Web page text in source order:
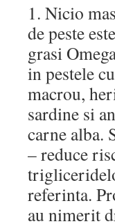
1. Nicio
de peste
grasi
in pestele
macrou,
sardine si
carne alba.
– reduce
referinta.
au nimerit